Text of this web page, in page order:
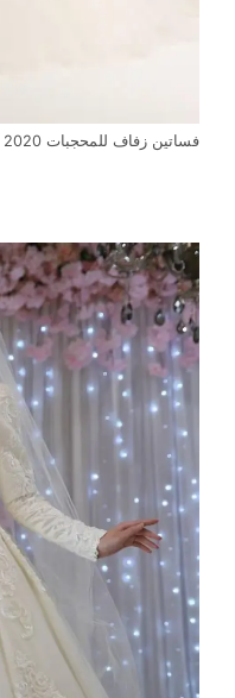
فساتين زفاف للمحجبات 2020